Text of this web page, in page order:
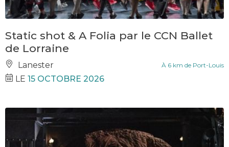
Static shot & A Folia par le CCN Ballet
de Lorraine
Lanester À 6 km de Port-Louis
LE 15 OCTOBRE 2026